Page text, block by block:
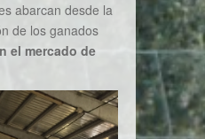
abarcan desde la
de los ganados
el mercado de